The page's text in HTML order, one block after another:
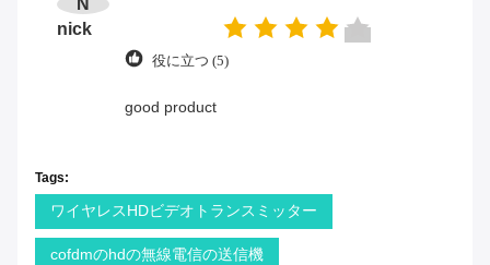
N
nick
役に立つ (5)
good product
Tags:
ワイヤレスHDビデオトランスミッター
cofdmのhdの無線電信の送信機